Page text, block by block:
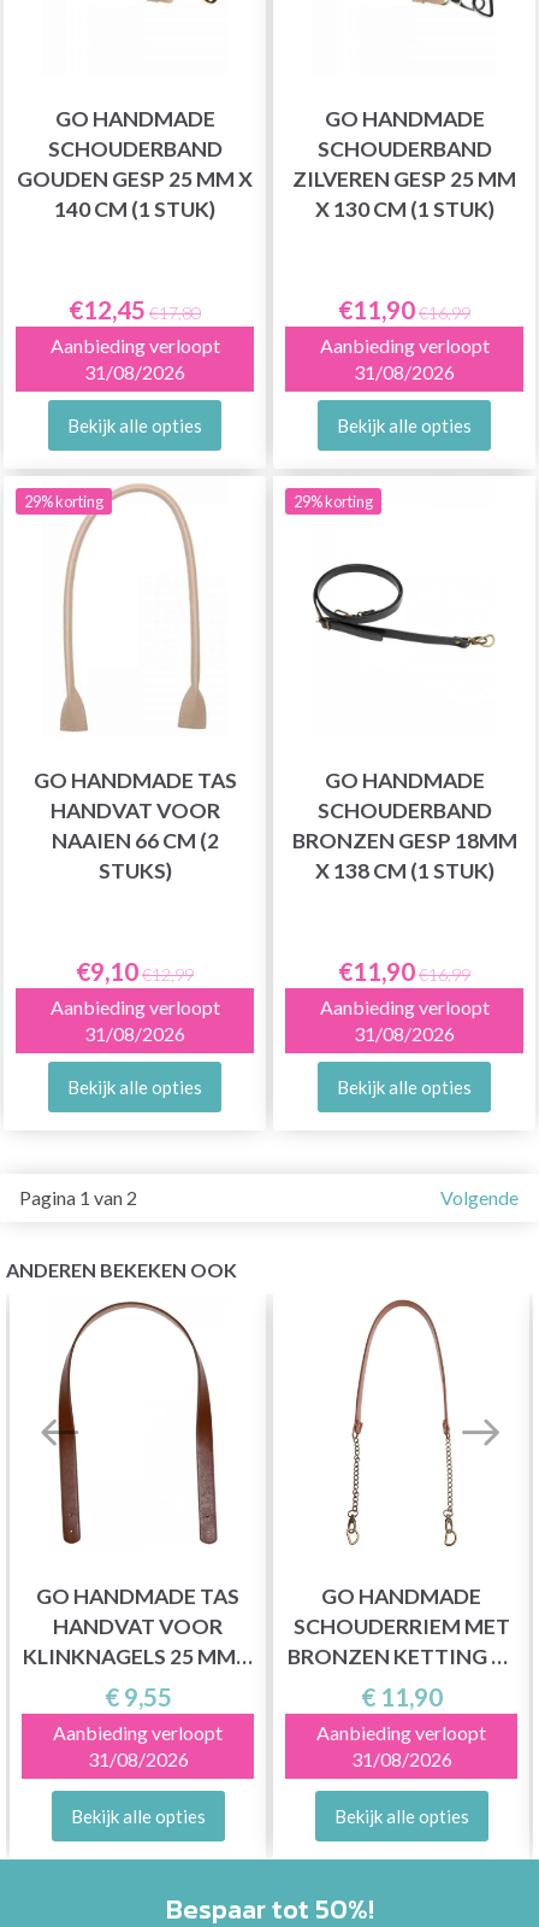
GO HANDMADE
SCHOUDERBAND
GOUDEN GESP 25 MM X
140 CM (1 STUK)
€12,45 €17,80
Aanbieding verloopt
31/08/2026
Bekijk alle opties
GO HANDMADE
SCHOUDERBAND
ZILVEREN GESP 25 MM
X 130 CM (1 STUK)
€11,90€16,99
Aanbieding verloopt
31/08/2026
Bekijk alle opties
29% korting
GO HANDMADE TAS
HANDVAT VOOR
NAAIEN 66 CM (2
STUKS)
€9,10€12,99
Aanbieding verloopt
31/08/2026
Bekijk alle opties
29% korting
GO HANDMADE
SCHOUDERBAND
BRONZEN GESP 18MM
X 138 CM (1 STUK)
€11,90€16,99
Aanbieding verloopt
31/08/2026
Bekijk alle opties
Pagina 1 van 2 Volgende
ANDEREN BEKEKEN OOK
GO HANDMADE TAS
HANDVAT VOOR
KLINKNAGELS 25 MM X
80 CM (2 STUKS)
€ 9,55
Aanbieding verloopt
31/08/2026
Bekijk alle opties
GO HANDMADE
SCHOUDERRIEM MET
BRONZEN KETTING 16
MM X 102 CM
€ 11,90
Aanbieding verloopt
31/08/2026
Bekijk alle opties
Bespaar tot 50%!